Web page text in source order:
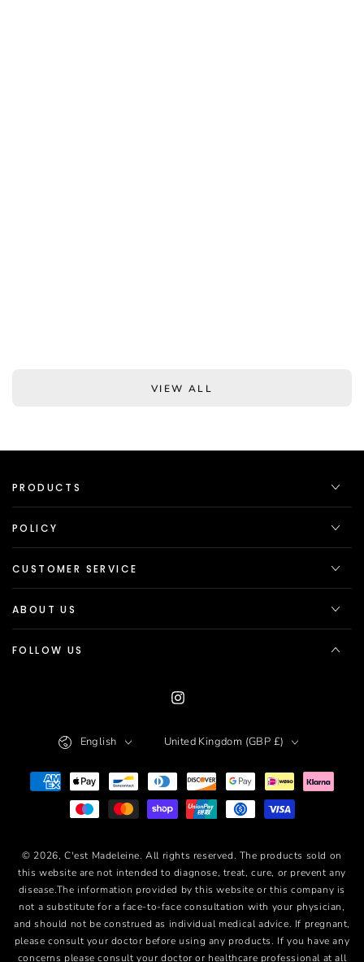
VIEW ALL
PRODUCTS
POLICY
CUSTOMER SERVICE
ABOUT US
FOLLOW US
Instagram
© 2026, C'est Madeleine. All rights reserved. The products sold on
this website are not intended to diagnose, treat, cure, or prevent any
disease.The information provided by this website or this company is
not a substitute for a face-to-face consultation with your physician,
and should not be construed as individual medical advice. If pregnant,
please consult your doctor before using any products. If you have any
concerns please consult your doctor or healthcare professional at all
English United Kingdom (GBP £)
Payment
methods